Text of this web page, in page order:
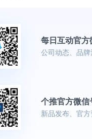
每日互动官方
公司动态、品牌
个推官方微信
新品发布、官